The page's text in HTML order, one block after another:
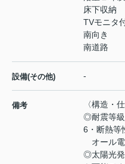
床下収納
TVモニタ
南向き
南道路
設備(その他) -
備考
〈構造・仕
◎耐震等級
6・断熱等
オール
◎太陽光発